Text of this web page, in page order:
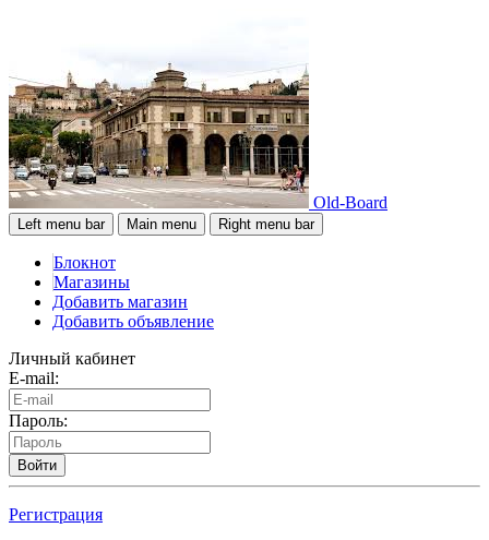
Old-Board
Left menu bar Main menu Right menu bar
Блокнот
Магазины
Добавить магазин
Добавить объявление
Личный кабинет
E-mail:
Пароль:
Войти
Регистрация